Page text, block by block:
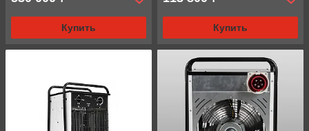
Купить Купить